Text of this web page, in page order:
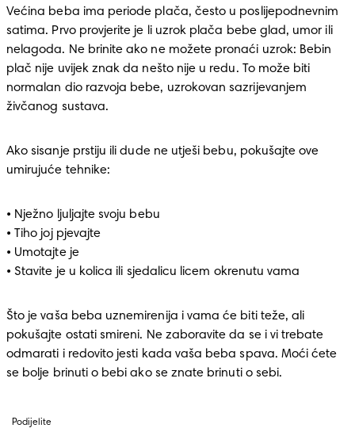
Većina beba ima periode plača, često u poslijepodnevnim
satima. Prvo provjerite je li uzrok plača bebe glad, umor ili
nelagoda. Ne brinite ako ne možete pronaći uzrok: Bebin
plač nije uvijek znak da nešto nije u redu. To može biti
normalan dio razvoja bebe, uzrokovan sazrijevanjem
živčanog sustava.
Ako sisanje prstiju ili dude ne utješi bebu, pokušajte ove
umirujuće tehnike:
• Nježno ljuljajte svoju bebu
• Tiho joj pjevajte
• Umotajte je
• Stavite je u kolica ili sjedalicu licem okrenutu vama
Što je vaša beba uznemirenija i vama će biti teže, ali
pokušajte ostati smireni. Ne zaboravite da se i vi trebate
odmarati i redovito jesti kada vaša beba spava. Moći ćete
se bolje brinuti o bebi ako se znate brinuti o sebi.
Podijelite